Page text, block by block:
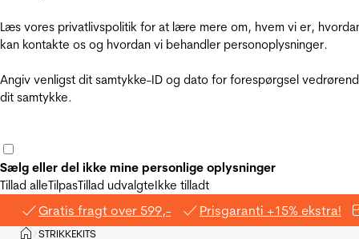
Læs vores privatlivspolitik for at lære mere om, hvem vi er,
kan kontakte os og hvordan vi behandler personoplysninger.
Angiv venligst dit samtykke-ID og dato for forespørgsel
dit samtykke.
Sælg eller del ikke mine personlige oplysninger
Tillad alleTilpasTillad udvalgteIkke tilladt
Gratis fragt over 599,- Prisgaranti +15% ekstra!
Hjem
>STRIKKEKITS